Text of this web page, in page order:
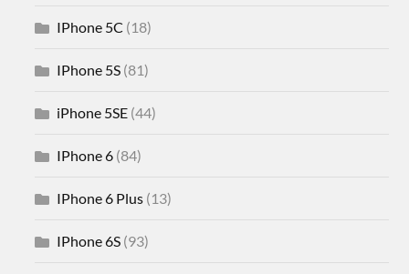
IPhone 5C (18)
IPhone 5S (81)
iPhone 5SE (44)
IPhone 6 (84)
IPhone 6 Plus (13)
IPhone 6S (93)